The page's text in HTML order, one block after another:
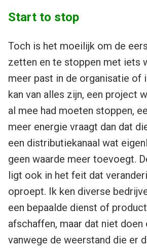
Start to stop
Toch is het moeilijk om de
zetten en te stoppen met iets
meer past in de organisatie of
kan van alles zijn, een project
al mee had moeten stoppen,
meer energie vraagt dan dat
een distributiekanaal wat
geen waarde meer toevoegt.
ligt ook in het feit dat
oproept. Ik ken diverse
een bepaalde dienst of
afschaffen, maar dat niet doen
vanwege de weerstand die er